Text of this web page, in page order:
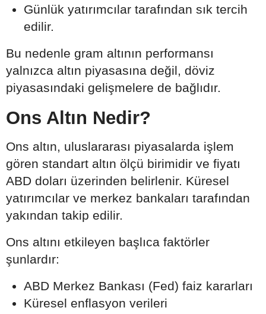
Günlük yatırımcılar tarafından sık tercih
edilir.
Bu nedenle gram altının performansı
yalnızca altın piyasasına değil, döviz
piyasasındaki gelişmelere de bağlıdır.
Ons Altın Nedir?
Ons altın, uluslararası piyasalarda işlem
gören standart altın ölçü birimidir ve fiyatı
ABD doları üzerinden belirlenir. Küresel
yatırımcılar ve merkez bankaları tarafından
yakından takip edilir.
Ons altını etkileyen başlıca faktörler
şunlardır:
ABD Merkez Bankası (Fed) faiz kararları
Küresel enflasyon verileri